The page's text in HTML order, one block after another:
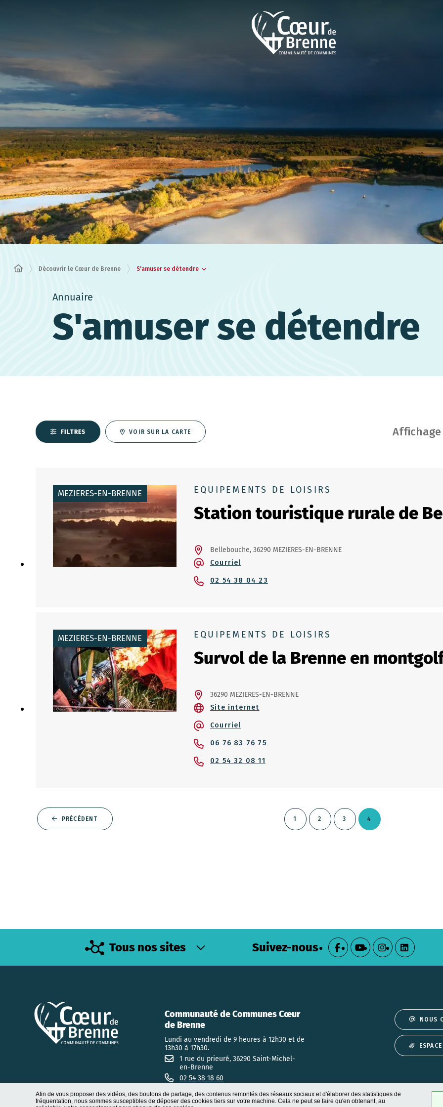
Afin de vous proposer des vidéos, des boutons de partage, des contenus remontés des réseaux sociaux et d'élaborer des statistiques de
fréquentation, nous sommes susceptibles de déposer des cookies tiers sur votre machine. Cela ne peut se faire qu'en obtenant, au
Découvrir le Cœur de Brenne S'amuser se détendre
Annuaire
S'amuser se détendre
FILTRES VOIR SUR LA CARTE
MEZIERES-EN-BRENNE EQUIPEMENTS DE LOISIRS
Station touristique rurale de
Bellebouche, 36290 MEZIERES-EN-BRENNE
Courriel
02 54 38 04 23
MEZIERES-EN-BRENNE EQUIPEMENTS DE LOISIRS
Survol de la Brenne en
36290 MEZIERES-EN-BRENNE
Site internet
Courriel
06 76 83 76 75
02 54 32 08 11
PRÉCÉDENT 1 2 3 4
Tous nos sites Suivez-nous
Communauté de Communes Cœur
de Brenne
Lundi au vendredi de 9 heures à 12h30 et de
13h30 à 17h30.
1 rue du prieuré, 36290 Saint-Michel-
en-Brenne
02 54 38 18 60
NOUS